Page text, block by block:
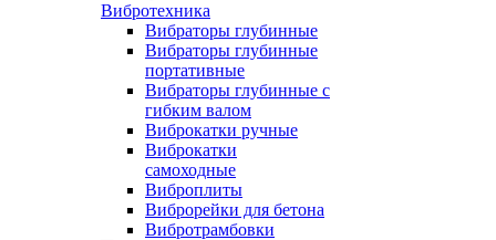
Вибротехника
Вибраторы глубинные
Вибраторы глубинные
портативные
Вибраторы глубинные с
гибким валом
Виброкатки ручные
Виброкатки
самоходные
Виброплиты
Виброрейки для бетона
Вибротрамбовки